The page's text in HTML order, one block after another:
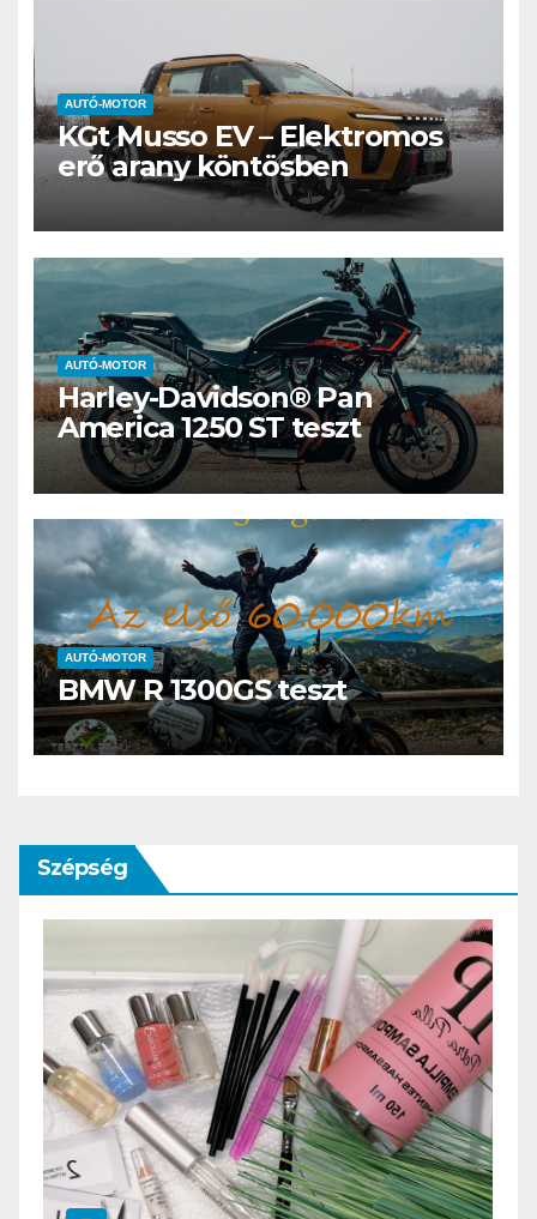
AUTÓ-MOTOR
KGt Musso EV – Elektromos
erő arany köntösben
AUTÓ-MOTOR
Harley-Davidson® Pan
America 1250 ST teszt
AUTÓ-MOTOR
BMW R 1300GS teszt
Szépség